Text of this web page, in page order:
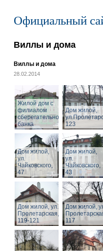
Официальный
Виллы и дома
Виллы и дома
28.02.2014
Жилой дом с
филиалом
сберегательного
банка
Дом жилой,
123
Дом жилой,
ул.
Чайковского,
47
Дом жилой,
ул.
Чайковского,
43
Дом жилой, ул.
Пролетарская,
119-121
Дом жилой,
117